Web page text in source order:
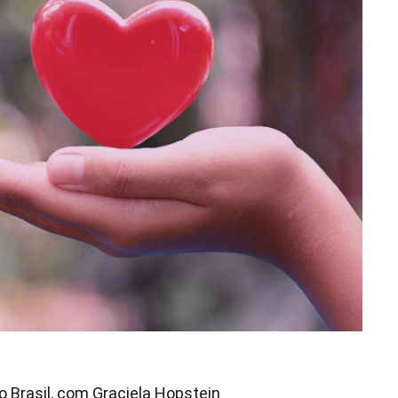
com Graciela Hopstein